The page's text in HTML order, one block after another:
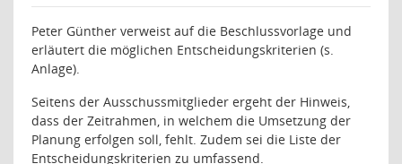
Peter Günther verweist auf die Beschlussvorlage und
erläutert die möglichen Entscheidungskriterien (s.
Anlage).
Seitens der Ausschussmitglieder ergeht der Hinweis,
dass der Zeitrahmen, in welchem die Umsetzung der
Planung erfolgen soll, fehlt. Zudem sei die Liste der
Entscheidungskriterien zu umfassend.